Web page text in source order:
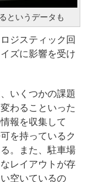
というデータも
ジスティック回
ズに影響を受け
いくつかの課題
わることいった
報を収集して
を持っているク
。また、駐車場
レイアウトが存
空いているの